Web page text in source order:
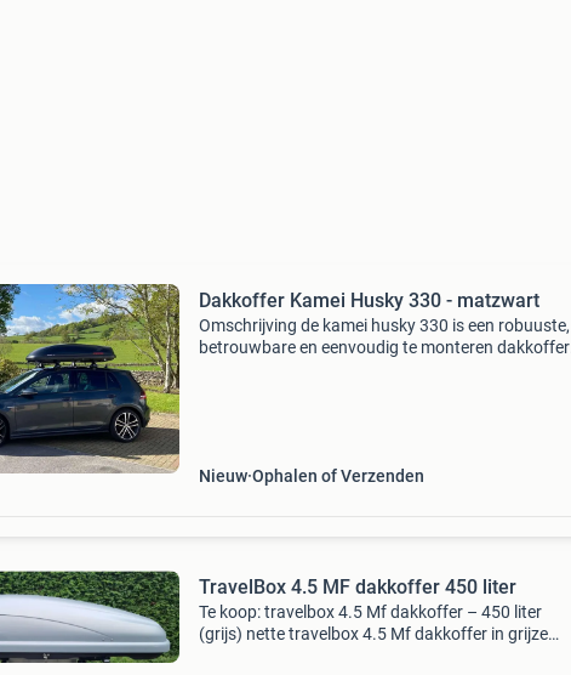
Dakkoffer Kamei Husky 330 - matzwart
Omschrijving de kamei husky 330 is een robuuste,
betrouwbare en eenvoudig te monteren dakkoffer
Nieuw Ophalen of Verzenden
TravelBox 4.5 MF dakkoffer 450 liter
Te koop: travelbox 4.5 Mf dakkoffer – 450 liter
(grijs) nette travelbox 4.5 Mf dakkoffer in grijze